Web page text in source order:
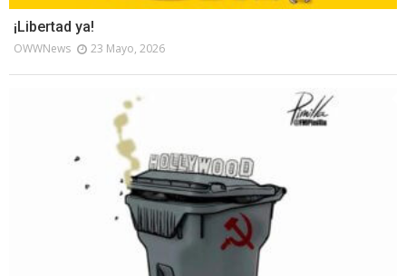
¡Libertad ya!
OWWNews 23 Mayo, 2026